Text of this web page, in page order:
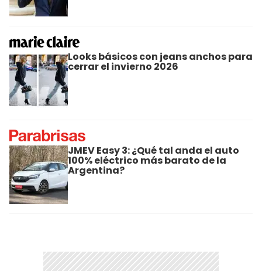
Looks básicos con jeans anchos para
cerrar el invierno 2026
JMEV Easy 3: ¿Qué tal anda el auto
100% eléctrico más barato de la
Argentina?